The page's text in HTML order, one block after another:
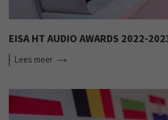
EISA HT AUDIO AWARDS 2022-
Lees meer